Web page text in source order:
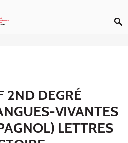
2ND DEGRÉ
VIVANTES
LETTRES